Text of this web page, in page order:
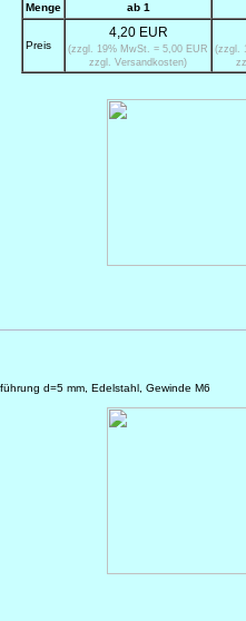
Menge ab 1
Preis
4,20 EUR
(zzgl. 19% MwSt. = 5,00 EUR
zzgl. Versandkosten)
(zzgl.
d=5 mm, Edelstahl, Gewinde M6